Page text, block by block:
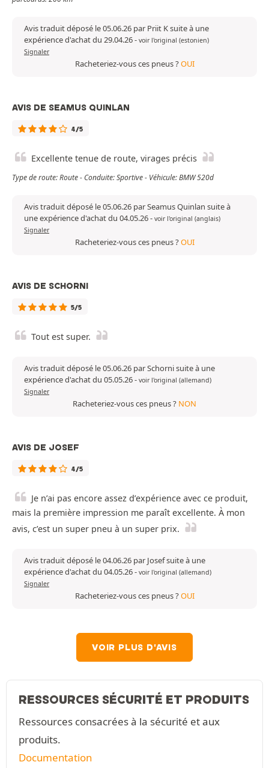
Avis traduit déposé le 05.06.26 par Priit K suite à une
expérience d'achat du 29.04.26- voir l'original (estonien)
Signaler
Racheteriez-vous ces pneus ?OUI
AVIS DE SEAMUS QUINLAN
4/5
Excellente tenue de route, virages précis
Type de route: Route - Conduite: Sportive - Véhicule: BMW 520d
Avis traduit déposé le 05.06.26 par Seamus Quinlan suite à
une expérience d'achat du 04.05.26- voir l'original (anglais)
Signaler
Racheteriez-vous ces pneus ?OUI
AVIS DE SCHORNI
5/5
Tout est super.
Avis traduit déposé le 05.06.26 par Schorni suite à une
expérience d'achat du 05.05.26- voir l'original (allemand)
Signaler
Racheteriez-vous ces pneus ? NON
AVIS DE JOSEF
4/5
Je n’ai pas encore assez d’expérience avec ce produit,
mais la première impression me paraît excellente. À mon
avis, c’est un super pneu à un super prix.
Avis traduit déposé le 04.06.26 par Josef suite à une
expérience d'achat du 04.05.26- voir l'original (allemand)
Signaler
Racheteriez-vous ces pneus ?OUI
VOIR PLUS D'AVIS
RESSOURCES SÉCURITÉ ET PRODUITS
Ressources consacrées à la sécurité et aux
produits.
Documentation